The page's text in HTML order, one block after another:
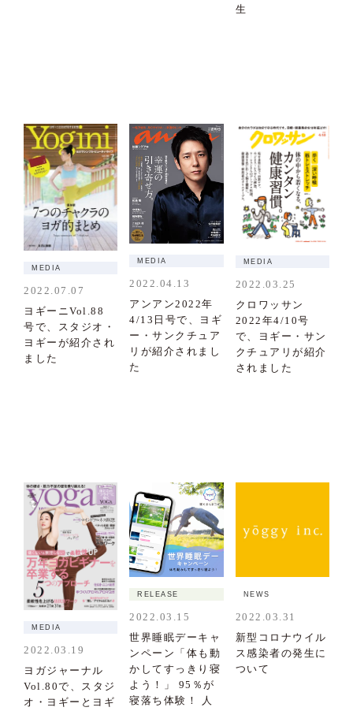
生
MEDIA
2022.07.07
ヨギーニVol.88
号で、スタジオ・
ヨギーが紹介され
ました
MEDIA
2022.04.13
アンアン2022年
4/13日号で、ヨギ
ー・サンクチュア
リが紹介されまし
た
MEDIA
2022.03.25
クロワッサン
2022年4/10号
で、ヨギー・サン
クチュアリが紹介
されました
MEDIA
2022.03.19
ヨガジャーナル
Vol.80で、スタジ
オ・ヨギーとヨギ
RELEASE
2022.03.15
世界睡眠デーキャ
ンペーン「体も動
かしてすっきり寝
よう！」 95％が
寝落ち体験！ 人
NEWS
2022.03.31
新型コロナウイル
ス感染者の発生に
ついて